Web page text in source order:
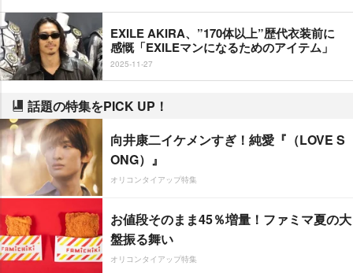
EXILE AKIRA、”170体以上”歴代衣装前に
感慨「EXILEマンになるためのアイテム」
2025-11-27
話題の特集をPICK UP！
向井康二イケメンすぎ！純愛『（LOVE S
ONG）』
オリコンタイアップ特集
お値段そのまま45％増量！ファミマ夏の大
盤振る舞い
オリコンタイアップ特集